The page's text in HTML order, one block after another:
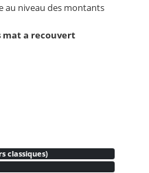
au niveau des montants
mat a recouvert
classiques)